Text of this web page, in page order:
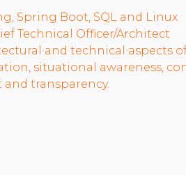
Spring Boot, SQL and Linux
Technical Officer/Architect
and technical aspects
situational awareness,
transparency.